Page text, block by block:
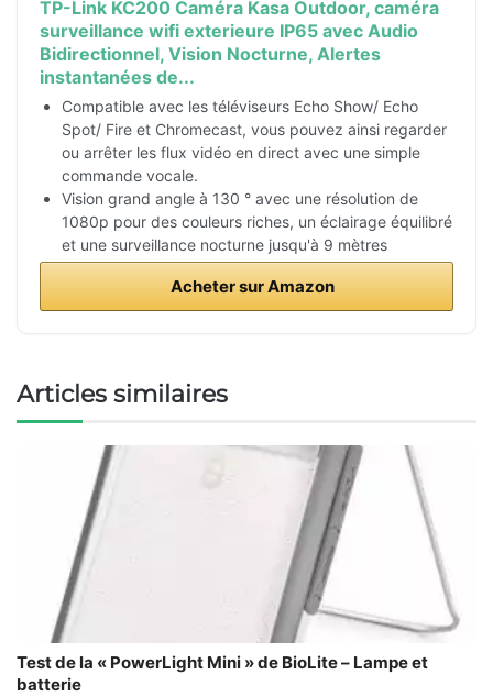
TP-Link KC200 Caméra Kasa Outdoor, caméra
surveillance wifi exterieure IP65 avec Audio
Bidirectionnel, Vision Nocturne, Alertes
instantanées de...
Compatible avec les téléviseurs Echo Show/ Echo
Spot/ Fire et Chromecast, vous pouvez ainsi regarder
ou arrêter les flux vidéo en direct avec une simple
commande vocale.
Vision grand angle à 130 ° avec une résolution de
1080p pour des couleurs riches, un éclairage équilibré
et une surveillance nocturne jusqu'à 9 mètres
Acheter sur Amazon
Articles similaires
Test de la « PowerLight Mini » de BioLite – Lampe et
batterie